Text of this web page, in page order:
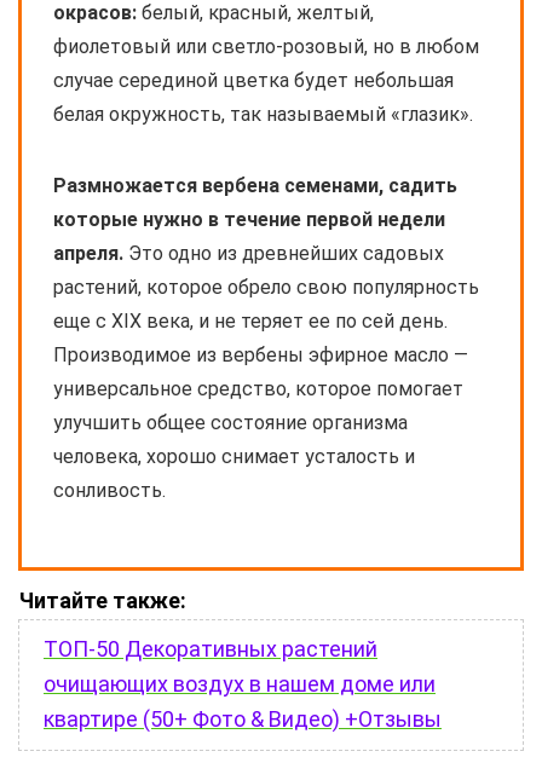
окрасов: белый, красный, желтый,
фиолетовый или светло-розовый, но в любом
случае серединой цветка будет небольшая
белая окружность, так называемый «глазик».
Размножается вербена семенами, садить
которые нужно в течение первой недели
апреля. Это одно из древнейших садовых
растений, которое обрело свою популярность
еще с XIX века, и не теряет ее по сей день.
Производимое из вербены эфирное масло —
универсальное средство, которое помогает
улучшить общее состояние организма
человека, хорошо снимает усталость и
сонливость.
Читайте также:
ТОП-50 Декоративных растений
очищающих воздух в нашем доме или
квартире (50+ Фото & Видео) +Отзывы